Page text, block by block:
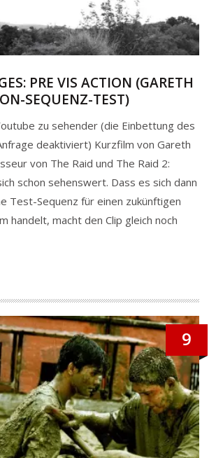
PRE VIS ACTION (GARETH
SEQUENZ-TEST)
zu sehender (die Einbettung des
deaktiviert) Kurzfilm von Gareth
von The Raid und The Raid 2:
schon sehenswert. Dass es sich dann
Test-Sequenz für einen zukünftigen
handelt, macht den Clip gleich noch
9